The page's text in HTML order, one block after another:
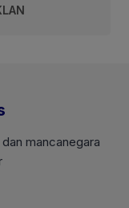
mancanegara